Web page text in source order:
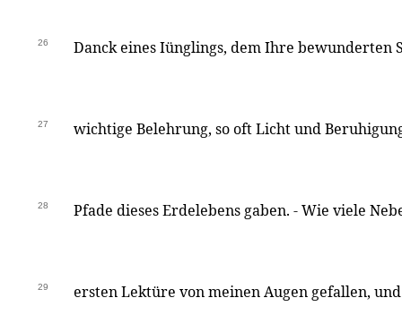
26 Danck eines Iünglings, dem Ihre bewunderten
27 wichtige Belehrung, so oft Licht und
28 Pfade dieses Erdelebens gaben. - Wie viele
29 ersten Lektüre von meinen Augen gefallen,